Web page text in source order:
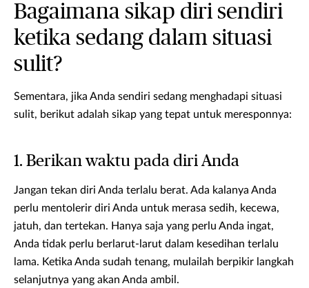
Bagaimana sikap diri sendiri
ketika sedang dalam situasi
sulit?
Sementara, jika Anda sendiri sedang menghadapi situasi
sulit, berikut adalah sikap yang tepat untuk meresponnya:
1. Berikan waktu pada diri Anda
Jangan tekan diri Anda terlalu berat. Ada kalanya Anda
perlu mentolerir diri Anda untuk merasa sedih, kecewa,
jatuh, dan tertekan. Hanya saja yang perlu Anda ingat,
Anda tidak perlu berlarut-larut dalam kesedihan terlalu
lama. Ketika Anda sudah tenang, mulailah berpikir langkah
selanjutnya yang akan Anda ambil.